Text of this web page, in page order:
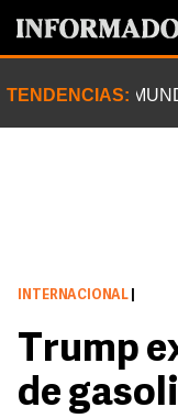
TENDENCIAS:
INTERNACIONAL
Trump
de